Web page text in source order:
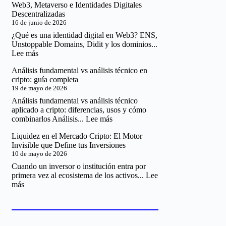
No
Puedes
Hacer
Digital
y
CBDC:
Cómo
funciona,
impacto
riesgos
para
inversores
Web3, Metaverso e Identidades Digitales
Descentralizadas
16 de junio de 2026
¿Qué es una identidad digital en Web3? ENS,
Unstoppable Domains, Didit y los dominios...
Lee más:
Metaverso
e
Identidades
Digitales
Descentralizadas
Análisis fundamental vs análisis técnico en
cripto: guía completa
19 de mayo de 2026
Análisis fundamental vs análisis técnico
aplicado a cripto: diferencias, usos y cómo
combinarlos Análisis...Lee más:
fundamental
vs
técnico
en
Liquidez en el Mercado Cripto: El Motor
Invisible que Define tus Inversiones
10 de mayo de 2026
Cuando un inversor o institución entra por
primera vez al ecosistema de los activos...Lee
más:
el